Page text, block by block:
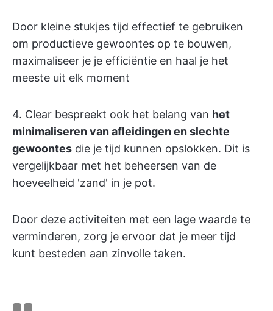
Door kleine stukjes tijd effectief te gebruiken
om productieve gewoontes op te bouwen,
maximaliseer je je efficiëntie en haal je het
meeste uit elk moment
4. Clear bespreekt ook het belang van het
minimaliseren van afleidingen en slechte
gewoontes die je tijd kunnen opslokken. Dit is
vergelijkbaar met het beheersen van de
hoeveelheid 'zand' in je pot.
Door deze activiteiten met een lage waarde te
verminderen, zorg je ervoor dat je meer tijd
kunt besteden aan zinvolle taken.